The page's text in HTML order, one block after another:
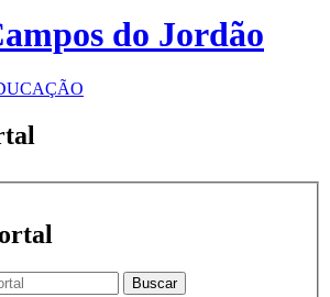
do Jordão
Buscar